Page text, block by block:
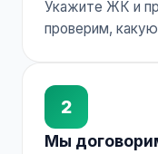
Укажите ЖК и
проверим,
2
Мы